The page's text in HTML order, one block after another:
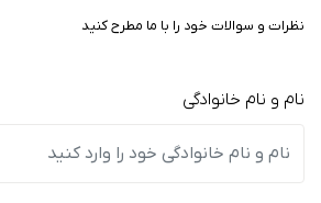
نظرات و سوالات خود را با ما مطرح کنید
نام و نام خانوادگی